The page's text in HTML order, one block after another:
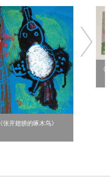
《张开翅膀的啄木鸟》
《